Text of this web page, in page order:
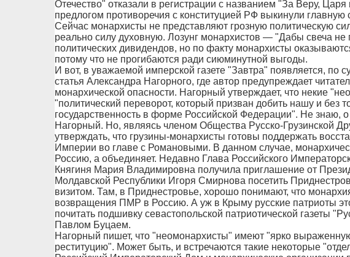
Отечество" отказали в регистрации с названием "За Веру, Царя
предлогом противоречия с конституцией РФ выкинули
Сейчас монархисты не представляют грозную политическую
реально силу духовную. Лозунг монархистов — "Дабы свеча не
политических дивидендов, но по факту монархисты
потому что не прогибаются ради сиюминутной выгоды.
И вот, в уважаемой имперской газете "Завтра" появляется, по
статья Александра Нагорного, где автор предупреждает
монархической опасности. Нагорный утверждает, что некие
"политический переворот, который призван добить нашу и без
государственность в форме Российской Федерации". Не знаю, о
Нагорный. Но, являясь членом Общества Русско-Грузинской
утверждать, что грузины-монархисты готовы поддержать
Империи во главе с Романовыми. В данном случае,
Россию, а объединяет. Недавно Глава Российского
Княгиня Мария Владимировна получила приглашение от
Молдавской Республики Игоря Смирнова посетить
визитом. Там, в Приднестровье, хорошо понимают, что
возвращения ПМР в Россию. А уж в Крыму русские патриоты
почитать подшивку севастопольской патриотической газеты
Павлом Буцаем.
Нагорный пишет, что "неомонархисты" имеют "ярко
реституцию". Может быть, и встречаются такие некоторые